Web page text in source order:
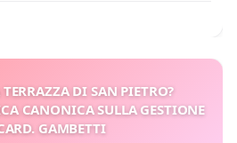
DI SAN PIETRO?
CANONICA SULLA GESTIONE
GAMBETTI